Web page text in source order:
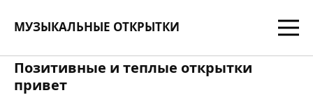
МУЗЫКАЛЬНЫЕ ОТКРЫТКИ
Позитивные и теплые открытки
привет